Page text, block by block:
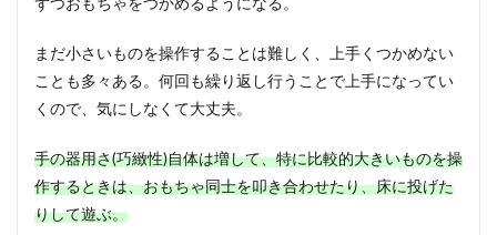
ずつおもちゃをつかめるようになる。
まだ小さいものを操作することは難しく、上手くつかめない
ことも多々ある。何回も繰り返し行うことで上手になってい
くので、気にしなくて大丈夫。
手の器用さ(巧緻性)自体は増して、特に比較的大きいものを操
作するときは、おもちゃ同士を叩き合わせたり、床に投げた
りして遊ぶ。